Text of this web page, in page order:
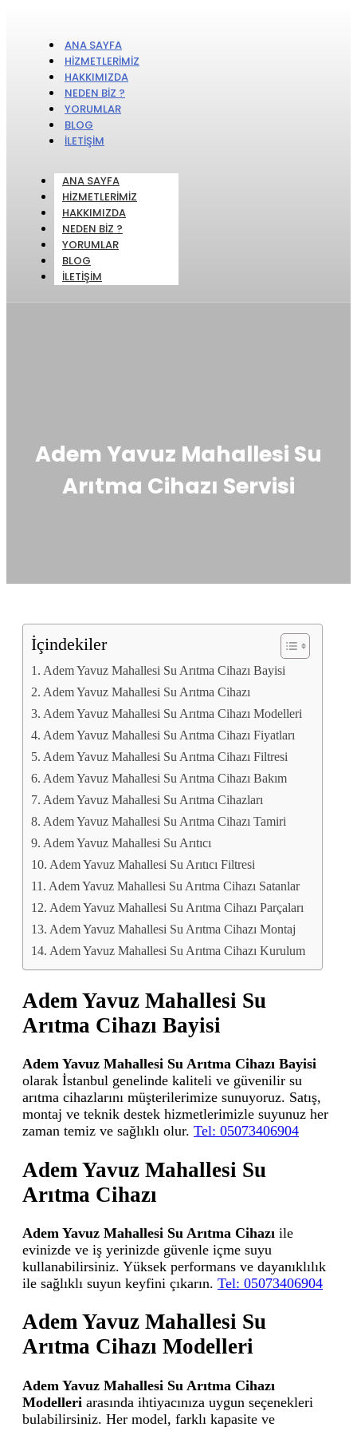
ANA SAYFA
HIZMETLERIMIZ
HAKKIMIZDA
NEDEN BIZ ?
YORUMLAR
BLOG
İLETIŞIM
ANA SAYFA
HIZMETLERIMIZ
HAKKIMIZDA
NEDEN BIZ ?
YORUMLAR
BLOG
İLETIŞIM
Adem Yavuz Mahallesi Su
Arıtma Cihazı Servisi
İçindekiler
Adem Yavuz Mahallesi Su Arıtma Cihazı Bayisi
Adem Yavuz Mahallesi Su Arıtma Cihazı
Adem Yavuz Mahallesi Su Arıtma Cihazı Modelleri
Adem Yavuz Mahallesi Su Arıtma Cihazı Fiyatları
Adem Yavuz Mahallesi Su Arıtma Cihazı Filtresi
Adem Yavuz Mahallesi Su Arıtma Cihazı Bakım
Adem Yavuz Mahallesi Su Arıtma Cihazları
Adem Yavuz Mahallesi Su Arıtma Cihazı Tamiri
Adem Yavuz Mahallesi Su Arıtıcı
Adem Yavuz Mahallesi Su Arıtıcı Filtresi
Adem Yavuz Mahallesi Su Arıtma Cihazı Satanlar
Adem Yavuz Mahallesi Su Arıtma Cihazı Parçaları
Adem Yavuz Mahallesi Su Arıtma Cihazı Montaj
Adem Yavuz Mahallesi Su Arıtma Cihazı Kurulum
Adem Yavuz Mahallesi Su
Arıtma Cihazı Bayisi
Adem Yavuz Mahallesi Su Arıtma Cihazı Bayisi
olarak İstanbul genelinde kaliteli ve güvenilir su
arıtma cihazlarını müşterilerimize sunuyoruz. Satış,
montaj ve teknik destek hizmetlerimizle suyunuz her
zaman temiz ve sağlıklı olur. Tel: 05073406904
Adem Yavuz Mahallesi Su
Arıtma Cihazı
Adem Yavuz Mahallesi Su Arıtma Cihazı ile
evinizde ve iş yerinizde güvenle içme suyu
kullanabilirsiniz. Yüksek performans ve dayanıklılık
ile sağlıklı suyun keyfini çıkarın. Tel: 05073406904
Adem Yavuz Mahallesi Su
Arıtma Cihazı Modelleri
Adem Yavuz Mahallesi Su Arıtma Cihazı
Modelleri arasında ihtiyacınıza uygun seçenekleri
bulabilirsiniz. Her model, farklı kapasite ve